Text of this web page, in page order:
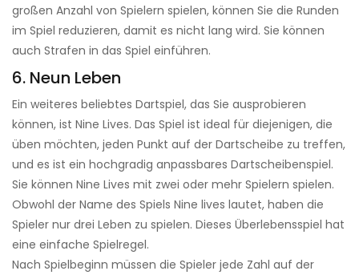
großen Anzahl von Spielern spielen, können Sie die Runden
im Spiel reduzieren, damit es nicht lang wird. Sie können
auch Strafen in das Spiel einführen.
6. Neun Leben
Ein weiteres beliebtes Dartspiel, das Sie ausprobieren
können, ist Nine Lives. Das Spiel ist ideal für diejenigen, die
üben möchten, jeden Punkt auf der Dartscheibe zu treffen,
und es ist ein hochgradig anpassbares Dartscheibenspiel.
Sie können Nine Lives mit zwei oder mehr Spielern spielen.
Obwohl der Name des Spiels Nine lives lautet, haben die
Spieler nur drei Leben zu spielen. Dieses Überlebensspiel hat
eine einfache Spielregel.
Nach Spielbeginn müssen die Spieler jede Zahl auf der